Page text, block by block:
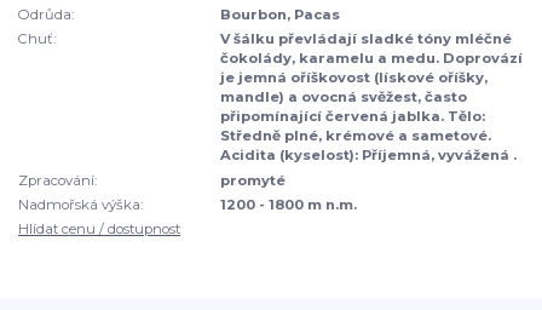
Odrůda:
Bourbon, Pacas
Chuť:
V šálku převládají sladké tóny mléčné
čokolády, karamelu a medu. Doprovází
je jemná oříškovost (lískové oříšky,
mandle) a ovocná svěžest, často
připomínající červená jablka. Tělo:
Středně plné, krémové a sametové.
Acidita (kyselost): Příjemná, vyvážená .
Zpracování:
promyté
Nadmořská výška:
1200 - 1800 m n.m.
Hlídat cenu / dostupnost